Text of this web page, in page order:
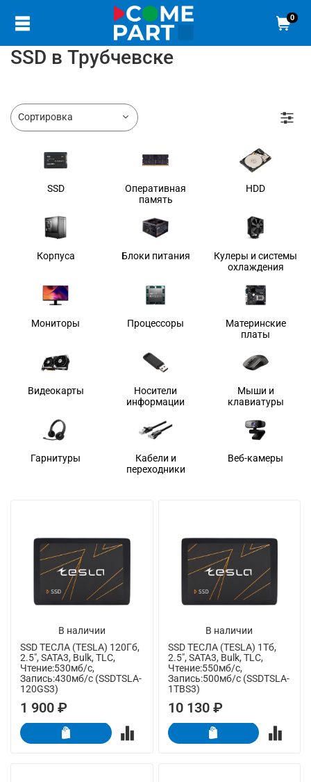
0
SSD в Трубчевске
SSD
Оперативная
память
HDD
Корпуса Блоки питания
Кулеры и системы
охлаждения
Мониторы Процессоры
Материнские
платы
Видеокарты
Носители
информации
Мыши и
клавиатуры
Гарнитуры
Кабели и
переходники
Веб-камеры
В наличии
SSD ТЕСЛА (TESLA) 120Гб,
2.5", SATA3, Bulk, TLC,
Чтение:530мб/с,
Запись:430мб/с (SSDTSLA-
120GS3)
1 900 ₽
В наличии
SSD ТЕСЛА (TESLA) 1Тб,
2.5", SATA3, Bulk, TLC,
Чтение:550мб/с,
Запись:500мб/с (SSDTSLA-
1TBS3)
10 130 ₽